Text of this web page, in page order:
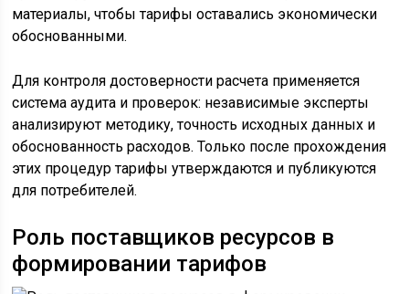
материалы, чтобы тарифы оставались экономически
обоснованными.
Для контроля достоверности расчета применяется
система аудита и проверок: независимые эксперты
анализируют методику, точность исходных данных и
обоснованность расходов. Только после прохождения
этих процедур тарифы утверждаются и публикуются
для потребителей.
Роль поставщиков ресурсов в
формировании тарифов